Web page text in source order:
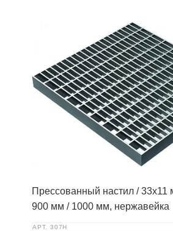
Прессованный настил / 33х11
900 мм / 1000 мм, нержавейка
АРТ. 307Н